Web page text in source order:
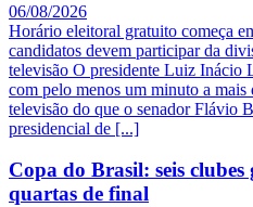
06/08/2026
Horário eleitoral gratuito começa
candidatos devem participar da
televisão O presidente Luiz Inácio
com pelo menos um minuto a mais
televisão do que o senador Flávio
presidencial de [...]
Copa do Brasil: seis
quartas de final